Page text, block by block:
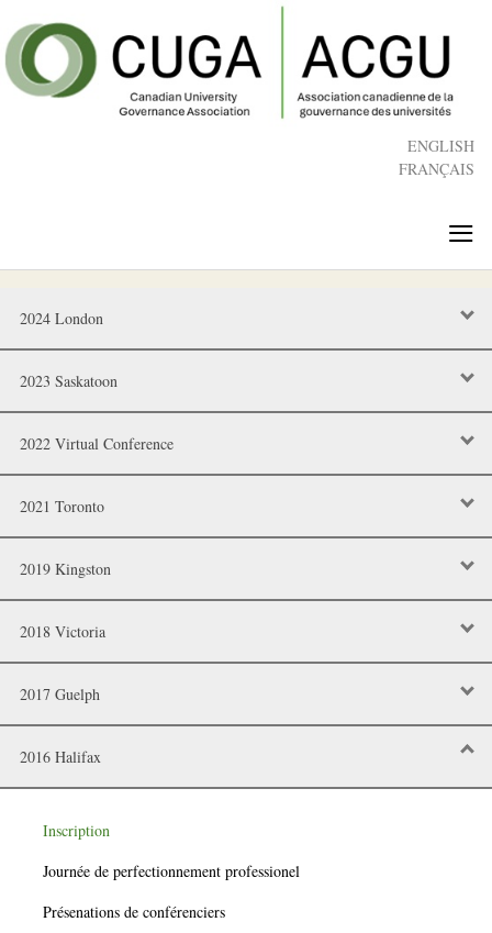
to
main
content
ENGLISH
FRANÇAIS
≡
2024 London
2023 Saskatoon
2022 Virtual Conference
2021 Toronto
2019 Kingston
2018 Victoria
2017 Guelph
2016 Halifax
Inscription
Journée de perfectionnement professionel
Présenations de conférenciers